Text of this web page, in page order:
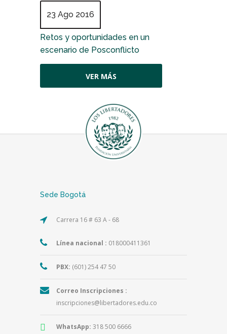
23 Ago 2016
Retos y oportunidades en un
escenario de Posconflicto
VER MÁS
Sede Bogotá
Carrera 16 # 63 A - 68
Línea nacional : 018000411361
PBX: (601) 254 47 50
Correo Inscripciones :
inscripciones@libertadores.edu.co
WhatsApp: 318 500 6666